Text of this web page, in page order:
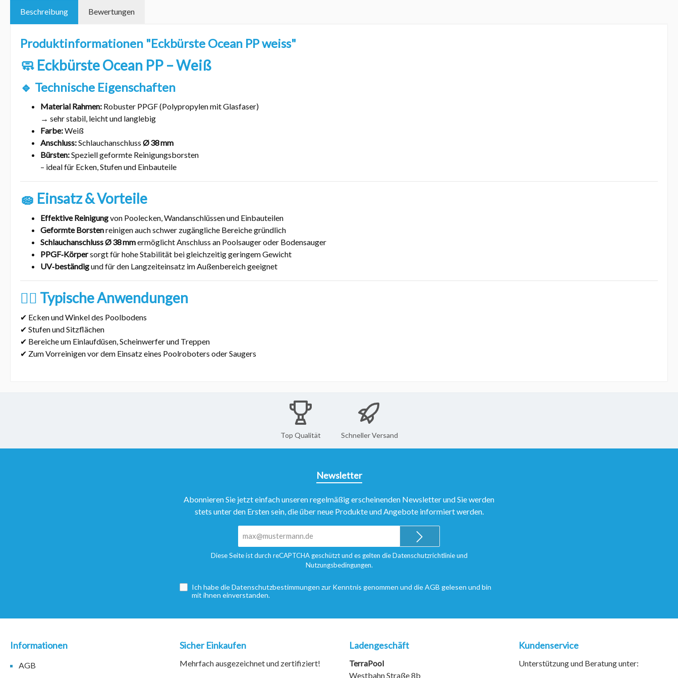
Beschreibung Bewertungen
Produktinformationen "Eckbürste Ocean PP weiss"
🧼 Eckbürste Ocean PP – Weiß
🔹 Technische Eigenschaften
Material Rahmen: Robuster PPGF (Polypropylen mit Glasfaser)
→ sehr stabil, leicht und langlebig
Farbe:Weiß
Anschluss:Schlauchanschluss Ø 38 mm
Bürsten:Speziell geformte Reinigungsborsten
– ideal für Ecken, Stufen und Einbauteile
🧽 Einsatz & Vorteile
Effektive Reinigungvon Poolecken, Wandanschlüssen und Einbauteilen
Geformte Borstenreinigen auch schwer zugängliche Bereiche gründlich
Schlauchanschluss Ø 38 mmermöglicht Anschluss an Poolsauger oder Bodensauger
PPGF‑Körpersorgt für hohe Stabilität bei gleichzeitig geringem Gewicht
UV‑beständigund für den Langzeiteinsatz im Außenbereich geeignet
🏊‍♂️ Typische Anwendungen
✔ Ecken und Winkel des Poolbodens
✔ Stufen und Sitzflächen
✔ Bereiche um Einlaufdüsen, Scheinwerfer und Treppen
✔ Zum Vorreinigen vor dem Einsatz eines Poolroboters oder Saugers
Top Qualität Schneller Versand
Newsletter
Abonnieren Sie jetzt einfach unseren regelmäßig erscheinenden Newsletter und Sie werden
stets unter den Ersten sein, die über neue Produkte und Angebote informiert werden.
Adresse*
Diese Seite ist durch reCAPTCHA geschützt und es gelten dieDatenschutzrichtlinieund
Nutzungsbedingungen.
Ich habe dieDatenschutzbestimmungen zur Kenntnis genommen und dieAGB gelesen und bin
mit ihnen einverstanden.
Kundenservice
Unterstützung und Beratung unter:
Informationen
AGB
Sicher Einkaufen
Mehrfach ausgezeichnet und zertifiziert!
Ladengeschäft
TerraPool
Westbahn Straße 8b